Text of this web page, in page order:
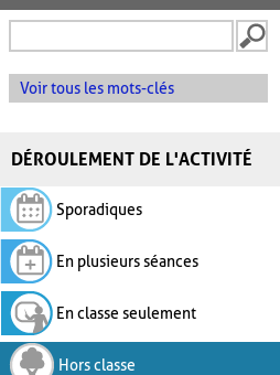
Voir tous les mots-clés
DÉROULEMENT DE L'ACTIVITÉ
Sporadiques
En plusieurs séances
En classe seulement
Hors classe